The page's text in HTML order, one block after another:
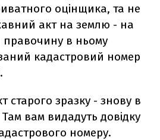
оцінщика, та не
акт на землю - на
в ньому
кадастровий номер
старого зразку - знову в
вам видадуть довідку
номеру.